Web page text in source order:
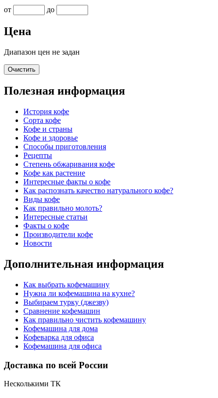
от до
Цена
Диапазон цен не задан
Очистить
Полезная информация
История кофе
Сорта кофе
Кофе и страны
Кофе и здоровье
Способы приготовления
Рецепты
Степень обжаривания кофе
Кофе как растение
Интересные факты о кофе
Как распознать качество натурального кофе?
Виды кофе
Как правильно молоть?
Интересные статьи
Факты о кофе
Производители кофе
Новости
Дополнительная информация
Как выбрать кофемашину
Нужна ли кофемашина на кухне?
Выбираем турку (джезву)
Сравнение кофемашин
Как правильно чистить кофемашину
Кофемашина для дома
Кофеварка для офиса
Кофемашина для офиса
Доставка по всей России
Несколькими ТК